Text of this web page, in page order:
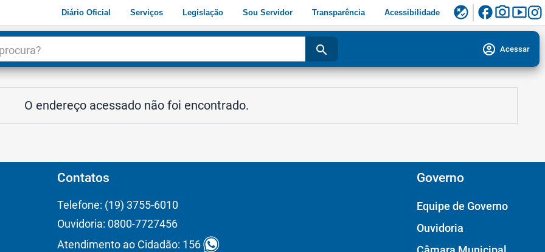
Diário Oficial Serviços Legislação Sou Servidor Transparência Acessibilidade flaky facebookphoto_camerasmart_display
search account_circle Acessar
O endereço acessado não foi encontrado.
Contatos
Telefone: (19) 3755-6010
Ouvidoria: 0800-7727456
Atendimento ao Cidadão: 156
Governo
Equipe de Governo
Ouvidoria